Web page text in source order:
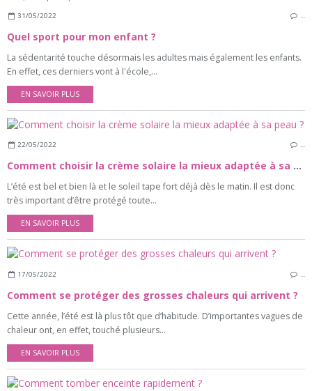
31/05/2022 …
Quel sport pour mon enfant ?
La sédentarité touche désormais les adultes mais également les enfants.
En effet, ces derniers vont à l'école,...
EN SAVOIR PLUS
22/05/2022 …
Comment choisir la crème solaire la mieux adaptée à sa peau ?
L’été est bel et bien là et le soleil tape fort déjà dès le matin. Il est donc
très important d’être protégé toute...
EN SAVOIR PLUS
17/05/2022 …
Comment se protéger des grosses chaleurs qui arrivent ?
Cette année, l’été est là plus tôt que d’habitude. D’importantes vagues de
chaleur ont, en effet, touché plusieurs...
EN SAVOIR PLUS